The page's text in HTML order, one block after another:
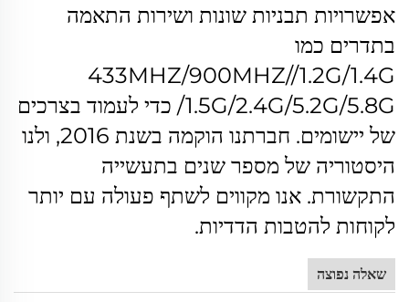
אפשרויות תבניות שונות ושירות התאמה
בתדרים כמו
433MHZ/900MHZ//1.2G/1.4G
/1.5G/2.4G/5.2G/5.8G כדי לעמוד בצרכים
של יישומים.
חברתנו הוקמה בשנת 2016, ולנו
היסטוריה של מספר שנים בתעשייה
התקשורת. אנו מקווים לשתף פעולה עם יותר
לקוחות להטבות הדדיות.
שאלה נפוצה